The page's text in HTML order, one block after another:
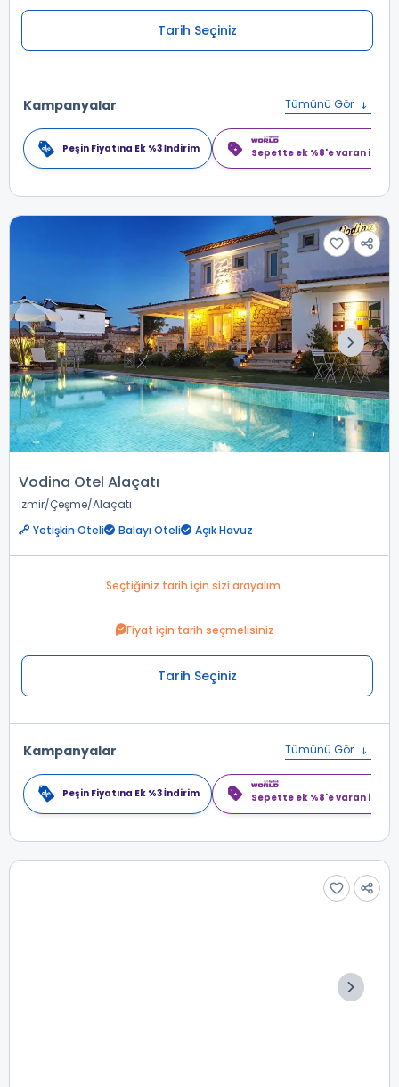
Tarih Seçiniz
Kampanyalar Tümünü Gör
Peşin Fiyatına Ek %3 İndirim Sepette ek %8'e varan
Vodina Otel Alaçatı
İzmir Çeşme Alaçatı
Yetişkin Oteli
Balayı Oteli Açık Havuz
Seçtiğiniz tarih için sizi arayalım.
Fiyat için tarih seçmelisiniz
Tarih Seçiniz
Kampanyalar Tümünü Gör
Peşin Fiyatına Ek %3 İndirim Sepette ek %8'e varan